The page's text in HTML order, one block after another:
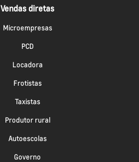
Vendas diretas
Microempresas
PCD
Locadora
Frotistas
Taxistas
Produtor rural
Autoescolas
Governo